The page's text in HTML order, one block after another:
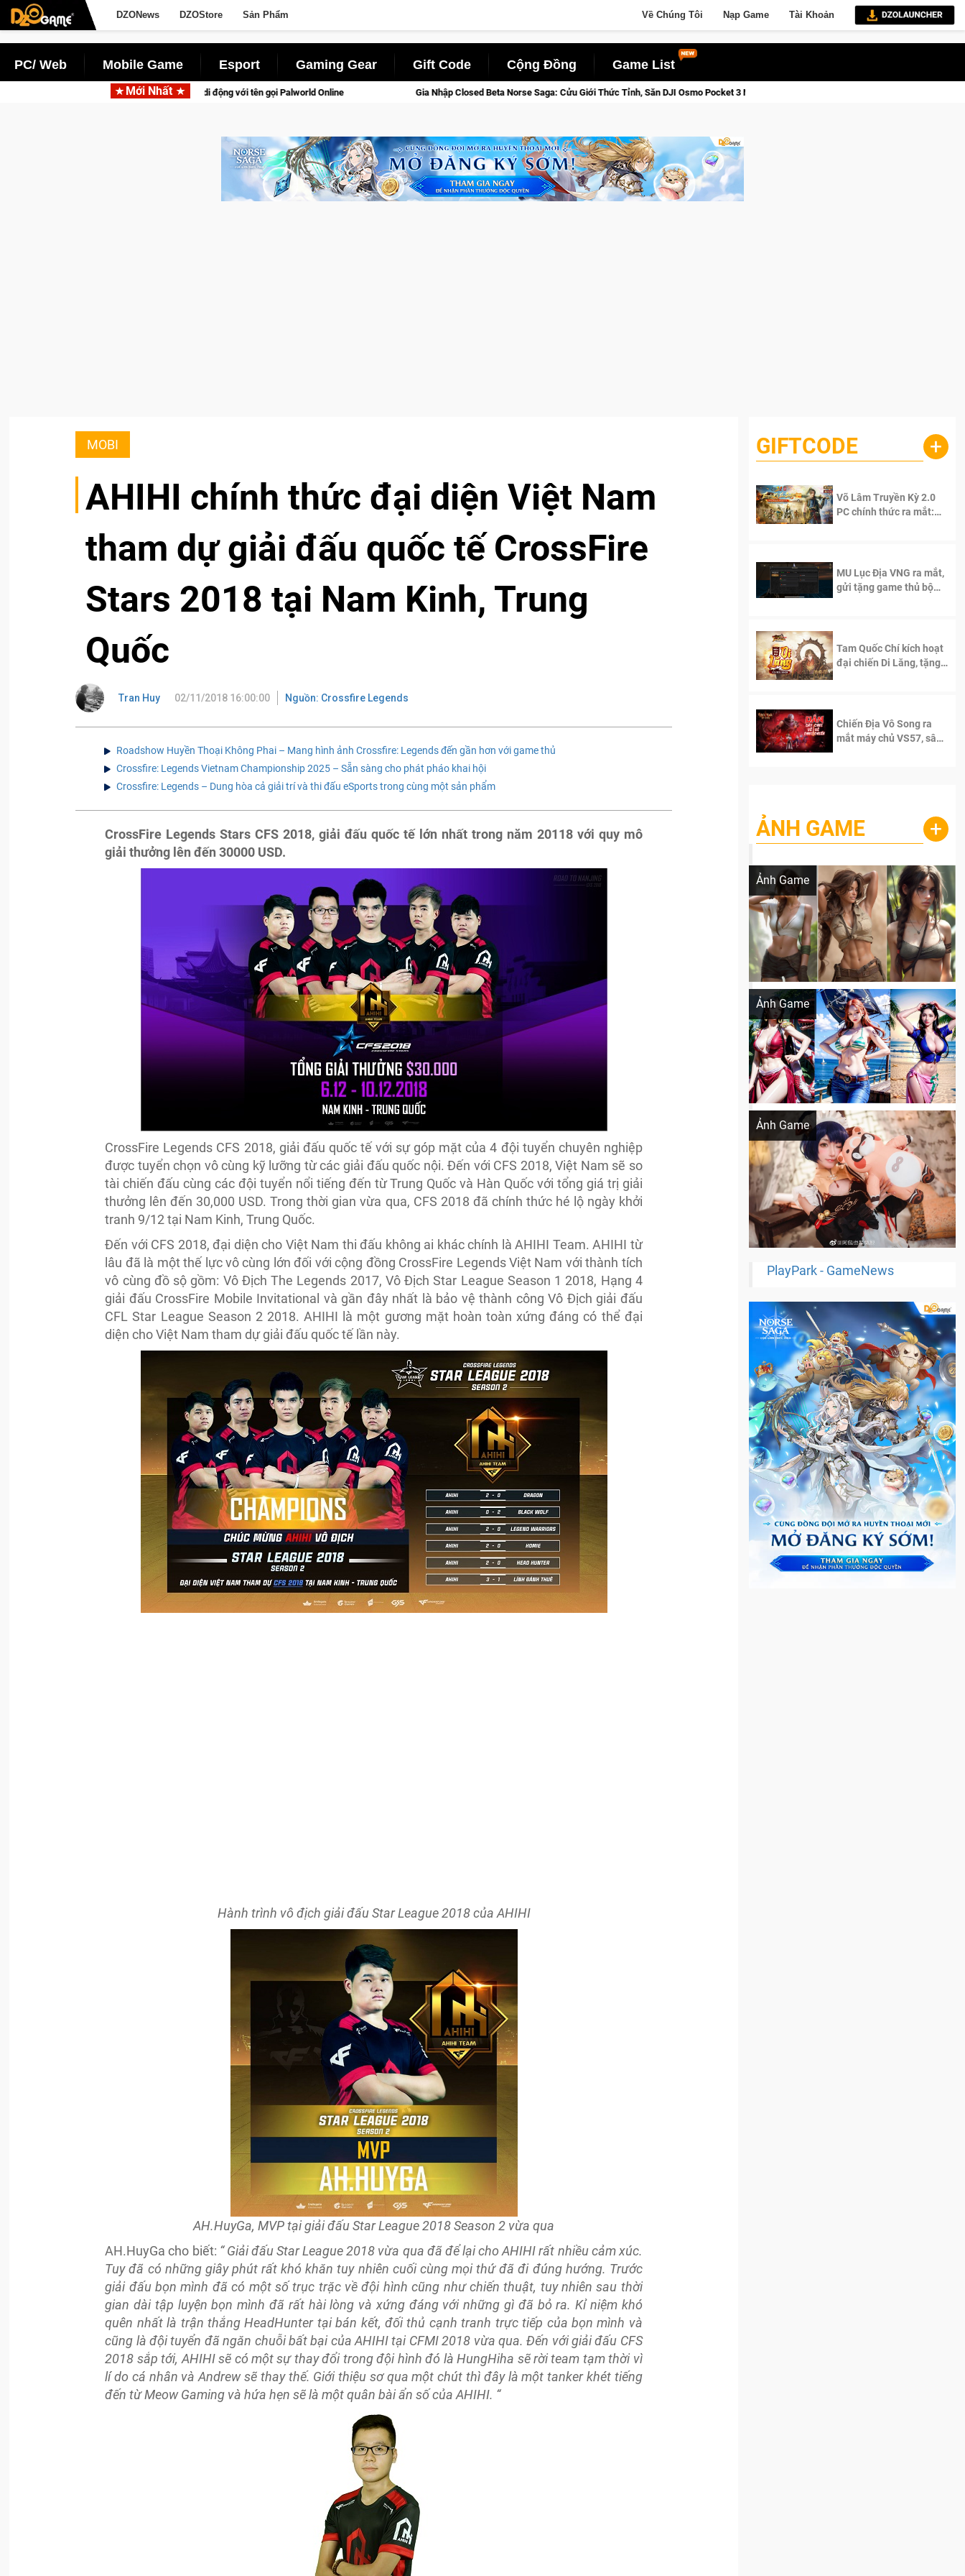
DZONews DZOStore Sản Phẩm Về Chúng Tôi Nạp Game Tài Khoản
PC/ Web Mobile Game Esport Gaming Gear Gift Code Cộng Đồng Game List
Mới Nhất
thú sinh tồn lên di động với tên gọi Palworld Online Gia Nhập Closed Beta Norse Saga: Cửu Giới Thức Tỉnh, Săn DJI Osmo Pocket 3 Ngay Hôm Nay
MOBI
AHIHI chính thức đại diện Việt Nam
tham dự giải đấu quốc tế CrossFire
Stars 2018 tại Nam Kinh, Trung
Quốc
Tran Huy 02/11/2018 16:00:00 Nguồn: Crossfire Legends
Roadshow Huyền Thoại Không Phai – Mang hình ảnh Crossfire: Legends đến gần hơn với game thủ
Crossfire: Legends Vietnam Championship 2025 – Sẵn sàng cho phát pháo khai hội
Crossfire: Legends – Dung hòa cả giải trí và thi đấu eSports trong cùng một sản phẩm
CrossFire Legends Stars CFS 2018, giải đấu quốc tế lớn nhất trong năm 20118 với quy mô
giải thưởng lên đến 30000 USD.
CrossFire Legends CFS 2018, giải đấu quốc tế với sự góp mặt của 4 đội tuyển chuyên nghiệp
được tuyển chọn vô cùng kỹ lưỡng từ các giải đấu quốc nội. Đến với CFS 2018, Việt Nam sẽ so
tài chiến đấu cùng các đội tuyển nổi tiếng đến từ Trung Quốc và Hàn Quốc với tổng giá trị giải
thưởng lên đến 30,000 USD. Trong thời gian vừa qua, CFS 2018 đã chính thức hé lộ ngày khởi
tranh 9/12 tại Nam Kinh, Trung Quốc.
Đến với CFS 2018, đại diện cho Việt Nam thi đấu không ai khác chính là AHIHI Team. AHIHI từ
lâu đã là một thế lực vô cùng lớn đối với cộng đồng CrossFire Legends Việt Nam với thành tích
vô cùng đồ sộ gồm: Vô Địch The Legends 2017, Vô Địch Star League Season 1 2018, Hạng 4
giải đấu CrossFire Mobile Invitational và gần đây nhất là bảo vệ thành công Vô Địch giải đấu
CFL Star League Season 2 2018. AHIHI là một gương mặt hoàn toàn xứng đáng có thể đại
diện cho Việt Nam tham dự giải đấu quốc tế lần này.
Hành trình vô địch giải đấu Star League 2018 của AHIHI
AH.HuyGa, MVP tại giải đấu Star League 2018 Season 2 vừa qua
AH.HuyGa cho biết: “ Giải đấu Star League 2018 vừa qua đã để lại cho AHIHI rất nhiều cảm xúc.
Tuy đã có những giây phút rất khó khăn tuy nhiên cuối cùng mọi thứ đã đi đúng hướng. Trước
giải đấu bọn mình đã có một số trục trặc về đội hình cũng như chiến thuật, tuy nhiên sau thời
gian dài tập luyện bọn mình đã rất hài lòng và xứng đáng với những gì đã bỏ ra. Kỉ niệm khó
quên nhất là trận thắng HeadHunter tại bán kết, đối thủ cạnh tranh trực tiếp của bọn mình và
cũng là đội tuyển đã ngăn chuỗi bất bại của AHIHI tại CFMI 2018 vừa qua. Đến với giải đấu CFS
2018 sắp tới, AHIHI sẽ có một sự thay đổi trong đội hình đó là HungHiha sẽ rời team tạm thời vì
lí do cá nhân và Andrew sẽ thay thế. Giới thiệu sơ qua một chút thì đây là một tanker khét tiếng
đến từ Meow Gaming và hứa hẹn sẽ là một quân bài ẩn số của AHIHI. “
GIFTCODE +
Võ Lâm Truyền Kỳ 2.0
PC chính thức ra mắt:
MU Lục Địa VNG ra mắt,
gửi tặng game thủ bộ
Tam Quốc Chí kích hoạt
đại chiến Di Lăng, tặng
Chiến Địa Vô Song ra
mắt máy chủ VS57, sân
ẢNH GAME +
Ảnh Game
Lala Croft vừa nóng vừa xinh dưới nét vẽ
Ảnh Game
Khi AI Cosplay gái đẹp One Piece
Ảnh Game
Cosplay Xiangling siêu cute
PlayPark - GameNews